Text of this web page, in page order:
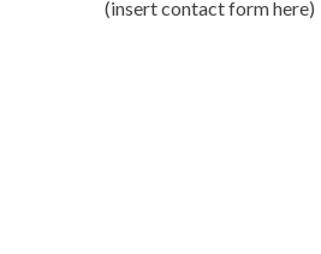
(insert contact form here)